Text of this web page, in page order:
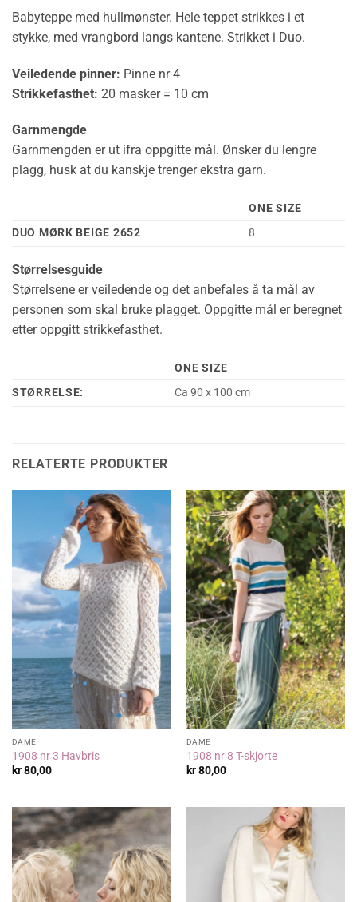
Babyteppe med hullmønster. Hele teppet strikkes i et
stykke, med vrangbord langs kantene. Strikket i Duo.
Veiledende pinner: Pinne nr 4
Strikkefasthet: 20 masker = 10 cm
Garnmengde
Garnmengden er ut ifra oppgitte mål. Ønsker du lengre
plagg, husk at du kanskje trenger ekstra garn.
ONE SIZE
DUO MØRK BEIGE 2652
8
Størrelsesguide
Størrelsene er veiledende og det anbefales å ta mål av
personen som skal bruke plagget. Oppgitte mål er beregnet
etter oppgitt strikkefasthet.
ONE SIZE
STØRRELSE:
Ca 90 x 100 cm
RELATERTE PRODUKTER
DAME
1908 nr 3 Havbris
kr80,00
DAME
1908 nr 8 T-skjorte
kr80,00